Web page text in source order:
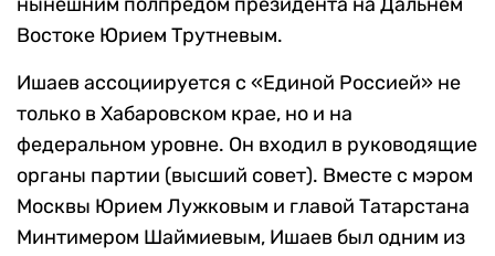
Востоке Юрием Трутневым.
Ишаев ассоциируется с «Единой Россией» не
только в Хабаровском крае, но и на
федеральном уровне. Он входил в руководящие
органы партии (высший совет). Вместе с мэром
Москвы Юрием Лужковым и главой Татарстана
Минтимером Шаймиевым, Ишаев был одним из